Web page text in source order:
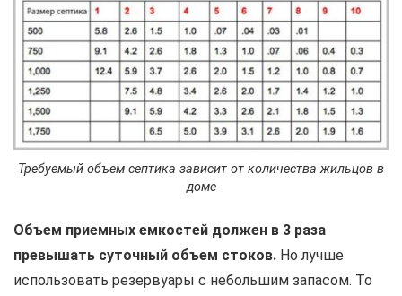
Требуемый объем септика зависит от количества жильцов в
доме
Объем приемных емкостей должен в 3 раза
превышать суточный объем стоков. Но лучше
использовать резервуары с небольшим запасом. То